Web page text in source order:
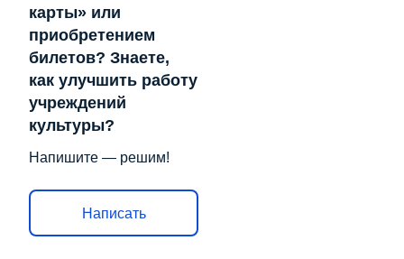
карты» или
приобретением
билетов? Знаете,
как улучшить работу
учреждений
культуры?
Напишите — решим!
Написать